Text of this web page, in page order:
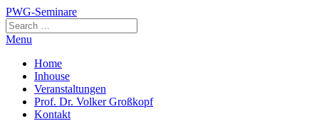
Skip
to
content
PWG-Seminare
Menu
Home
Inhouse
Veranstaltungen
Prof. Dr. Volker Großkopf
Kontakt